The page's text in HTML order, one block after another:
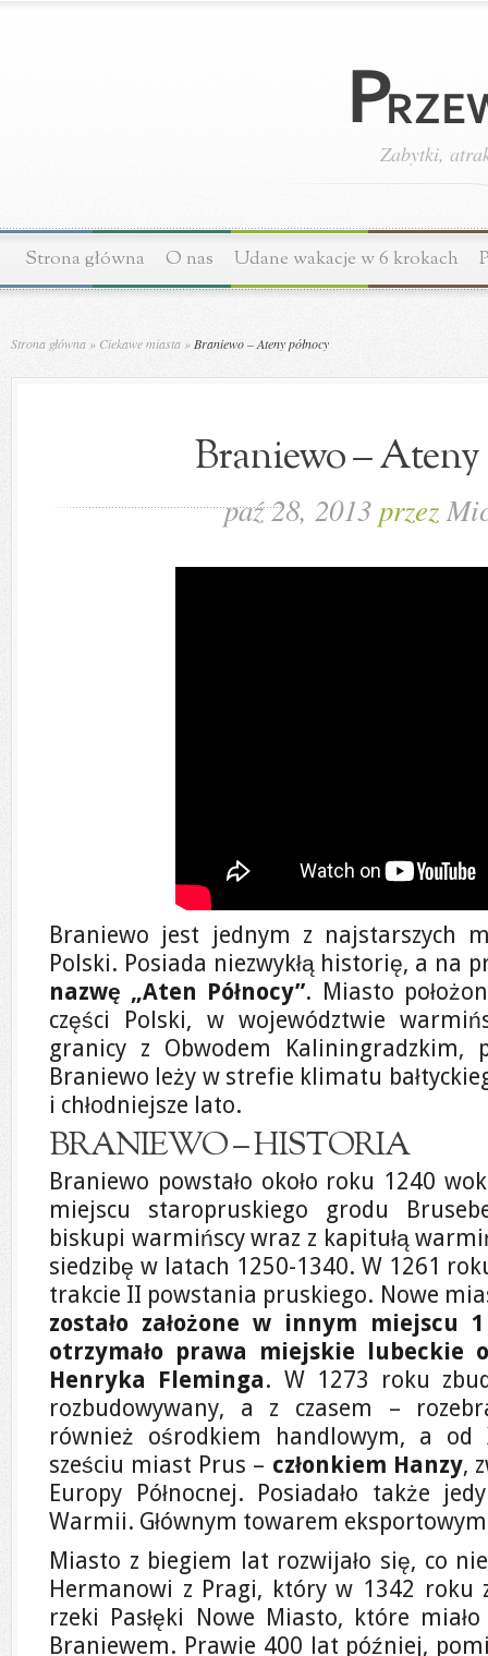
Zabytki,
Strona główna O nas Udane wakacje w 6 krokach
Strona główna » Ciekawe miasta » Braniewo – Ateny północy
Braniewo – Ateny
paź 28, 2013 przez
Braniewo jest jednym z najstarszych
Polski. Posiada niezwykłą historię, a na
nazwę „Aten Północy”. Miasto
części Polski, w województwie
granicy z Obwodem Kaliningradzkim,
Braniewo leży w strefie klimatu
i chłodniejsze lato.
BRANIEWO – HISTORIA
Braniewo powstało około roku 1240
miejscu staropruskiego grodu
biskupi warmińscy wraz z kapitułą
siedzibę w latach 1250-1340. W 1261
trakcie II powstania pruskiego. Nowe
zostało założone w innym
otrzymało prawa miejskie lubeckie
Henryka Fleminga. W 1273 roku
rozbudowywany, a z czasem –
również ośrodkiem handlowym, a
sześciu miast Prus – członkiem Hanzy,
Europy Północnej. Posiadało także
Warmii. Głównym towarem eksportowym
Miasto z biegiem lat rozwijało się, co
Hermanowi z Pragi, który w 1342 roku
rzeki Pasłęki Nowe Miasto, które
Braniewem. Prawie 400 lat później,